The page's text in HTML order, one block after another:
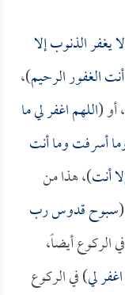
يغفر الذنوب إلا
الغفور الرحيم)،
أو (اللهم اغفر لي ما
أسرفت وما أنت
أنت)، هذا من
سبوح قدوس رب
الركوع أيضاً،
لي) في الركوع